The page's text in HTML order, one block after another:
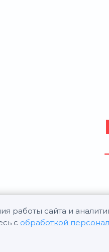
работы сайта и
с обработкой